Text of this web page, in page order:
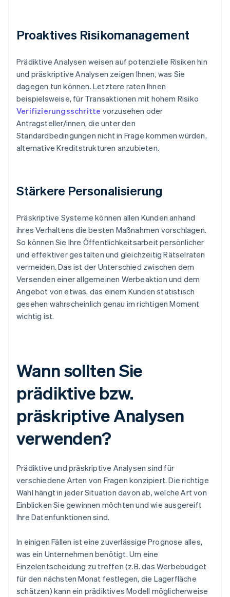
Proaktives Risikomanagement
Prädiktive Analysen weisen auf potenzielle Risiken hin
und präskriptive Analysen zeigen Ihnen, was Sie
dagegen tun können. Letztere raten Ihnen
beispielsweise, für Transaktionen mit hohem Risiko
Verifizierungsschritte vorzusehen oder
Antragsteller/innen, die unter den
Standardbedingungen nicht in Frage kommen würden,
alternative Kreditstrukturen anzubieten.
Stärkere Personalisierung
Präskriptive Systeme können allen Kunden anhand
ihres Verhaltens die besten Maßnahmen vorschlagen.
So können Sie Ihre Öffentlichkeitsarbeit persönlicher
und effektiver gestalten und gleichzeitig Rätselraten
vermeiden. Das ist der Unterschied zwischen dem
Versenden einer allgemeinen Werbeaktion und dem
Angebot von etwas, das einem Kunden statistisch
gesehen wahrscheinlich genau im richtigen Moment
wichtig ist.
Wann sollten Sie
prädiktive bzw.
präskriptive Analysen
verwenden?
Prädiktive und präskriptive Analysen sind für
verschiedene Arten von Fragen konzipiert. Die richtige
Wahl hängt in jeder Situation davon ab, welche Art von
Einblicken Sie gewinnen möchten und wie ausgereift
Ihre Datenfunktionen sind.
In einigen Fällen ist eine zuverlässige Prognose alles,
was ein Unternehmen benötigt. Um eine
Einzelentscheidung zu treffen (z.B. das Werbebudget
für den nächsten Monat festlegen, die Lagerfläche
schätzen) kann ein prädiktives Modell möglicherweise